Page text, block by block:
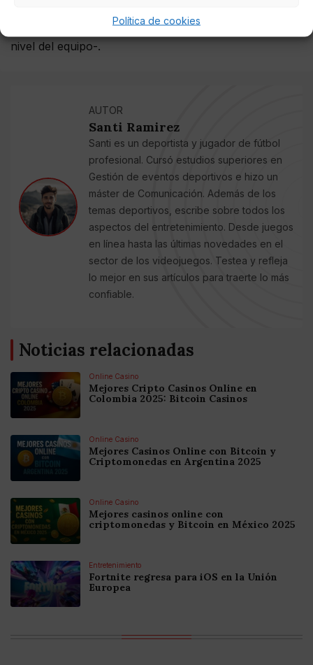
Política de cookies
plantilla a cambiar un rumbo inesperado -según el
nivel del equipo-.
AUTOR
Santi Ramirez
Santi es un deportista y jugador de fútbol
profesional. Cursó estudios superiores en
Gestión de eventos deportivos e hizo un
máster de Comunicación. Además de los
temas deportivos, escribe sobre todos los
aspectos del entretenimiento. Desde juegos
en línea hasta las últimas novedades en el
sector de los videojuegos. Testea y refleja
lo mejor en sus artículos para traerte lo más
confiable.
Noticias relacionadas
Online Casino
Mejores Cripto Casinos Online en
Colombia 2025: Bitcoin Casinos
Online Casino
Mejores Casinos Online con Bitcoin y
Criptomonedas en Argentina 2025
Online Casino
Mejores casinos online con
criptomonedas y Bitcoin en México 2025
Entretenimiento
Fortnite regresa para iOS en la Unión
Europea